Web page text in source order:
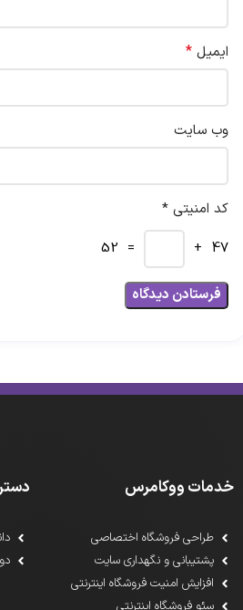
ایمیل *
وب‌ سایت
کد امنیتی *
47 +
= 52
خدمات ووکامرس
طراحی فروشگاه اختصاصی
پشتیبانی و نگهداری سایت
افزایش امنیت فروشگاه اینترنتی
سئو فروشگاه اینترنتی